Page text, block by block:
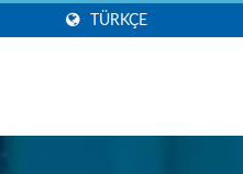
TÜRKÇE